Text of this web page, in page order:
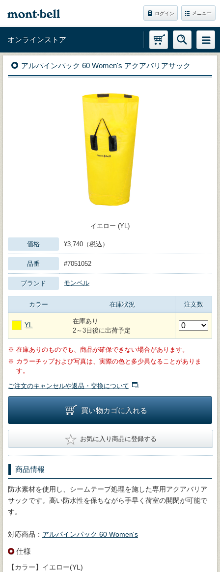
ログイン メニュー
オンラインストア
アルパインパック 60 Women's アクアバリアサック
イエロー (YL)
価格 ¥3,740（税込）
品番 #7051052
ブランド モンベル
カラー 在庫状況 注文数
YL
在庫あり
2～3日後に出荷予定
※ 在庫ありのものでも、商品が確保できない場合があります。
※ カラーチップおよび写真は、実際の色と多少異なることがありま
す。
ご注文のキャンセルや返品・交換について
買い物カゴに入れる
★ お気に入り商品に登録する
商品情報
防水素材を使用し、シームテープ処理を施した専用アクアバリア
サックです。高い防水性を保ちながら手早く荷室の開閉が可能で
す。
対応商品： アルパインパック 60 Women's
仕様
【カラー】イエロー(YL)